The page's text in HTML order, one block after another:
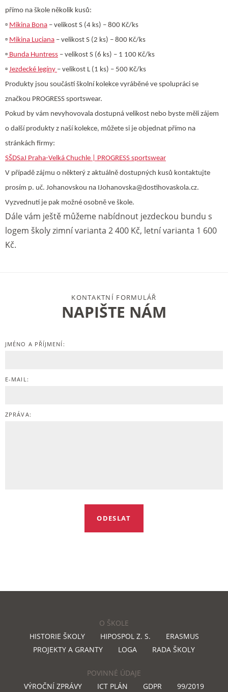
přímo na škole několik kusů:
▫️ Mikina Bona – velikost S (4 ks) – 800 Kč/ks
▫️ Mikina Luciana – velikost S (2 ks) – 800 Kč/ks
▫️ Bunda Huntress – velikost S (6 ks) – 1 100 Kč/ks
▫️ Jezdecké legíny – velikost L (1 ks) – 500 Kč/ks
Produkty jsou součástí školní kolekce vyráběné ve spolupráci se
značkou PROGRESS sportswear.
Pokud by vám nevyhovovala dostupná velikost nebo byste měli zájem
o další produkty z naší kolekce, můžete si je objednat přímo na
stránkách firmy:
SŠDSaJ Praha-Velká Chuchle | PROGRESS sportswear
V případě zájmu o některý z aktuálně dostupných kusů kontaktujte
prosím p. uč. Johanovskou na IJohanovska@dostihovaskola.cz.
Vyzvednutí je pak možné osobně ve škole.
Dále vám ještě můžeme nabídnout jezdeckou bundu s
logem školy zimní varianta 2 400 Kč, letní varianta 1 600
Kč.
NAPIŠTE NÁM
KONTAKTNÍ FORMULÁŘ
JMÉNO A PŘÍJMENÍ:
E-MAIL:
ZPRÁVA:
O ŠKOLE
HISTORIE ŠKOLY
HIPOSPOL Z. S.
ERASMUS
PROJEKTY A GRANTY
LOGA RADA ŠKOLY
POVINNÉ ÚDAJE
VÝROČNÍ ZPRÁVY
ICT PLÁN GDPR 99/2019